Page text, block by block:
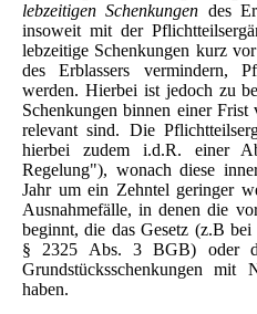
lebzeitigen Schenkungen des
insoweit mit der
lebzeitige Schenkungen kurz
des Erblassers vermindern,
werden. Hierbei ist jedoch zu
Schenkungen binnen einer
relevant sind. Die
hierbei zudem i.d.R. einer
Regelung"), wonach diese
Jahr um ein Zehntel geringer
Ausnahmefälle, in denen die
beginnt, die das Gesetz (z.B bei
§ 2325 Abs. 3 BGB) oder
Grundstücksschenkungen mit
haben.